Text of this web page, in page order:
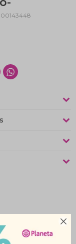


interesar